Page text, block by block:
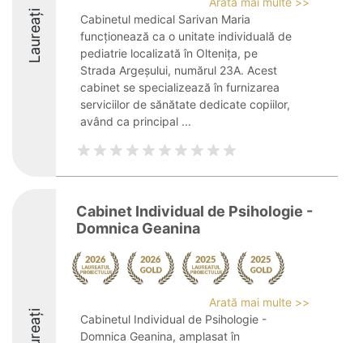
Laureați
Cabinetul medical Sarivan Maria
funcționează ca o unitate individuală de
pediatrie localizată în Oltenița, pe
Strada Argeșului, numărul 23A. Acest
cabinet se specializează în furnizarea
serviciilor de sănătate dedicate copiilor,
având ca principal ...
Cabinet Individual de Psihologie -
Domnica Geanina
Arată mai multe >>
Cabinetul Individual de Psihologie -
Domnica Geanina, amplasat în